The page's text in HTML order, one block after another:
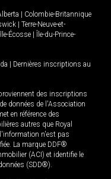
Colombie-Britannique
Terre-Neuve-et-
Écosse
Île-du-Prince-
Dernières inscriptions au
des inscriptions
données de l'Association
en référence des
autres que Royal
n'est pas
La marque DDF®
(ACI) et identifie le
(SDD®).